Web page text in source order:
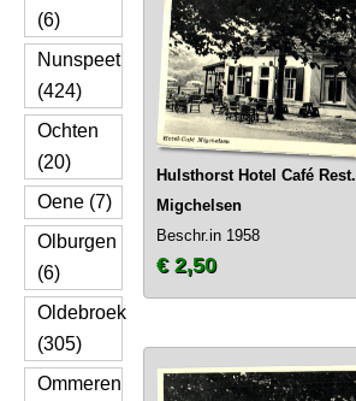
(6)
Nunspeet
(424)
Ochten
(20)
Oene (7)
Olburgen
(6)
Oldebroek
(305)
Ommeren
Hulsthorst Hotel Café Rest.
Migchelsen
Beschr.in 1958
€ 2,50